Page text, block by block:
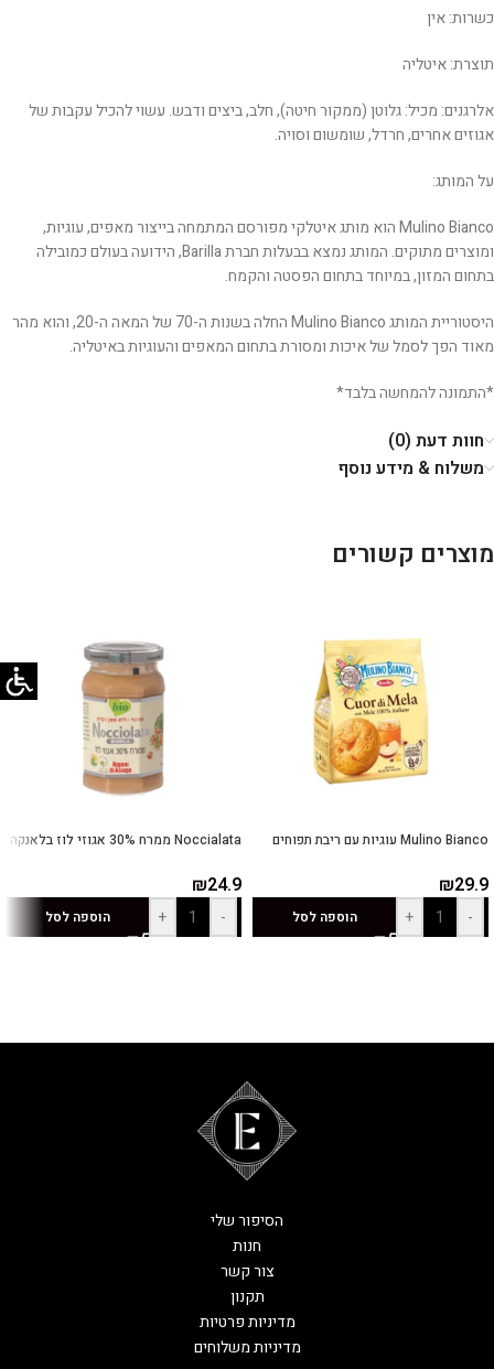
כשרות: אין
תוצרת: איטליה
אלרגנים: מכיל: גלוטן (ממקור חיטה), חלב, ביצים ודבש. עשוי להכיל עקבות של
אגוזים אחרים, חרדל, שומשום וסויה.
על המותג:
Mulino Bianco הוא מותג איטלקי מפורסם המתמחה בייצור מאפים, עוגיות,
ומוצרים מתוקים. המותג נמצא בבעלות חברת Barilla, הידועה בעולם כמובילה
בתחום המזון, במיוחד בתחום הפסטה והקמח.
היסטוריית המותג Mulino Bianco החלה בשנות ה-70 של המאה ה-20, והוא מהר
מאוד הפך לסמל של איכות ומסורת בתחום המאפים והעוגיות באיטליה.
*התמונה להמחשה בלבד*
חוות דעת (0)
משלוח & מידע נוסף
מוצרים קשורים
Mulino Bianco עוגיות עם ריבת תפוחים
₪29.9
-
+ הוספה לסל
Noccialata ממרח 30% אגוזי לוז בלאנקה
₪24.9
-
+ הוספה לסל
הסיפור שלי
חנות
צור קשר
תקנון
מדיניות פרטיות
מדיניות משלוחים